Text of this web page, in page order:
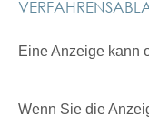
Eine Anzeige kann
Wenn Sie die